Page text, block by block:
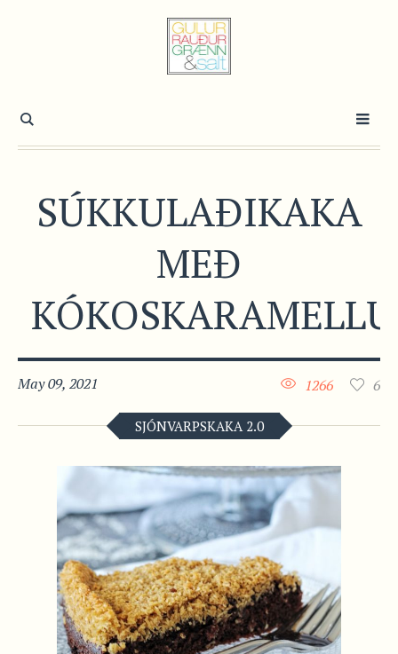
SÚKKULAÐIKAKA
MEÐ
KÓKOSKARAMELLU
May 09, 2021 6
1266
SJÓNVARPSKAKA 2.0